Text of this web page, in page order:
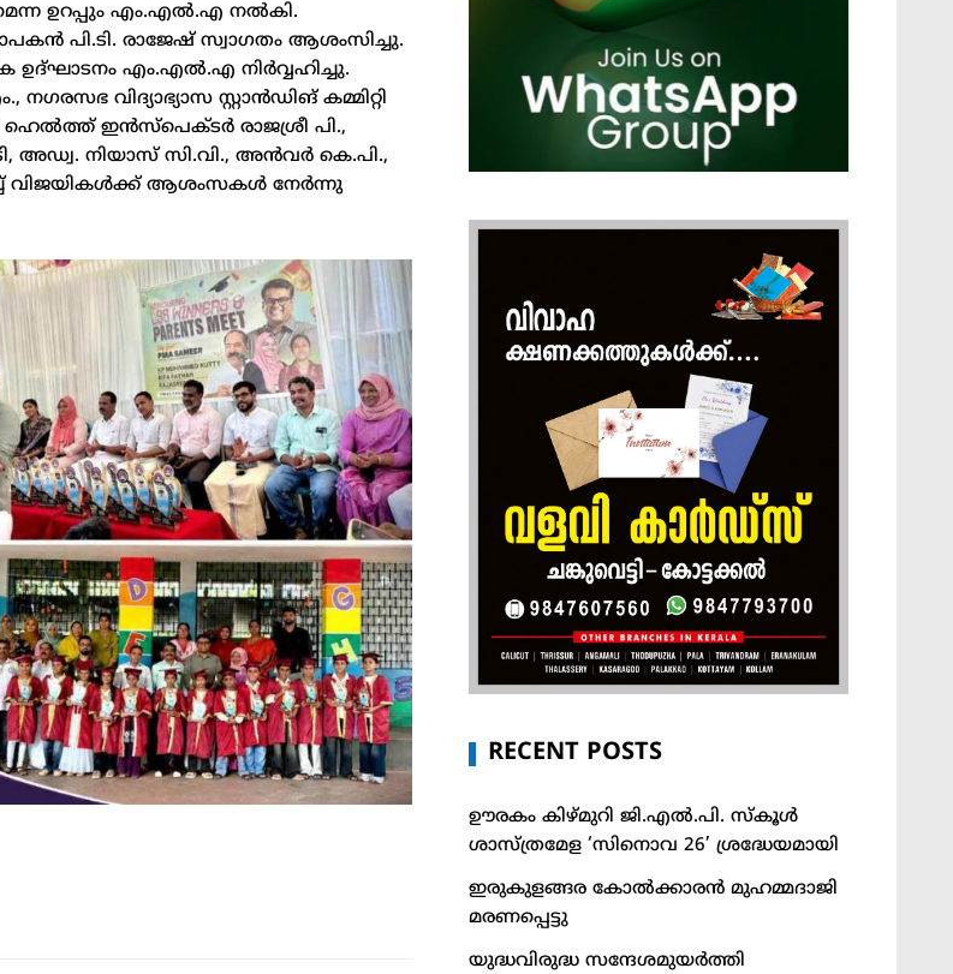
ഉറപ്പും എം.എൽ.എ നൽകി.
പി.ടി. രാജേഷ് സ്വാഗതം ആശംസിച്ചു.
ഉദ്ഘാടനം എം.എൽ.എ നിർവ്വഹിച്ചു.
വിദ്യാഭ്യാസ സ്റ്റാൻഡിങ് കമ്മിറ്റി
ഇൻസ്പെക്ടർ രാജശ്രീ പി.,
അഡ്വ. നിയാസ് സി.വി., അൻവർ കെ.പി.,
വിജയികൾക്ക് ആശംസകൾ നേർന്നു
RECENT POSTS
ഊരകം കിഴ്മുറി ജി.എൽ.പി. സ്കൂൾ
ശാസ്ത്രമേള ‘സിനൊവ 26’ ശ്രദ്ധേയമായി
ഇരുകുളങ്ങര കോൽക്കാരൻ മുഹമ്മദാജി
മരണപ്പെട്ടു
യുദ്ധവിരുദ്ധ സന്ദേശമുയർത്തി